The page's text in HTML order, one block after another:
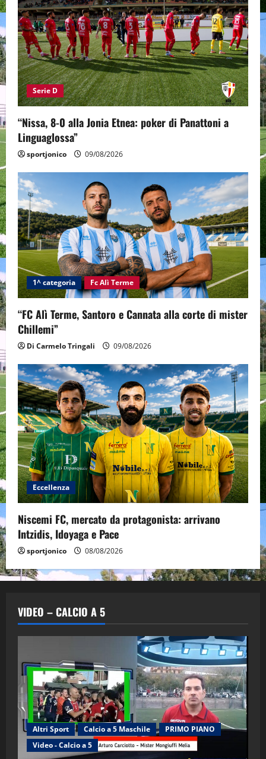
Serie D
“Nissa, 8-0 alla Jonia Etnea: poker di Panattoni a
Linguaglossa”
sportjonico 09/08/2026
1^ categoria Fc Alì Terme
“FC Alì Terme, Santoro e Cannata alla corte di mister
Chillemi”
Di Carmelo Tringali 09/08/2026
Eccellenza
Niscemi FC, mercato da protagonista: arrivano
Intzidis, Idoyaga e Pace
sportjonico 08/08/2026
VIDEO – CALCIO A 5
Altri Sport Calcio a 5 Maschile
PRIMO PIANO
Video - Calcio a 5